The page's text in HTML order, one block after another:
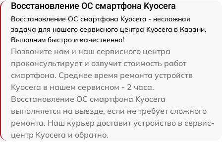
Восстановление ОС смартфона Kyocera
Восстановление ОС смартфона Kyocera - несложная
задача для нашего сервисного центра Kyocera в Казани.
Выполним быстро и качественно!
Позвоните нам и наш сервисного центра
проконсультирует и озвучит стоимость работ
смартфона. Среднее время ремонта устройств
Kyocera в нашем сервисном - 2 часа.
Восстановление ОС смартфона Kyocera
выполняется на выезде, если не требует сложного
ремонта. Наш курьер доставит устройство в сервис-
центр Kyocera и обратно.